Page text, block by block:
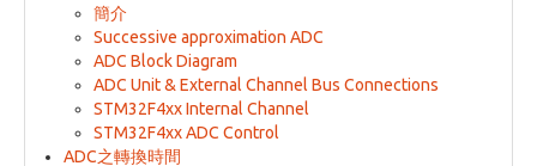
簡介
Successive approximation ADC
ADC Block Diagram
ADC Unit & External Channel Bus Connections
STM32F4xx Internal Channel
STM32F4xx ADC Control
ADC之轉換時間